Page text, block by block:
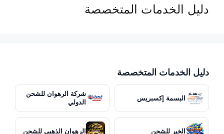
دليل الخدمات المتخصصة
دليل الخدمات المتخصصة
البسمة إكسبريس
شركة الرهوان للشحن
الدولي
الخير للشحن الرهوان الذهبي للشحن